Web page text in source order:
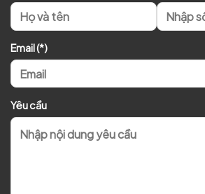
Email (*)
Yêu cầu